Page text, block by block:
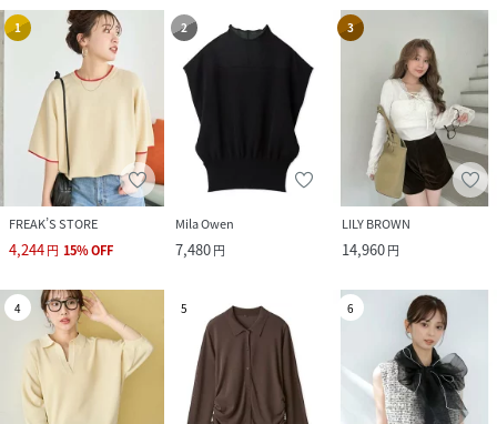
い。
※商品特性、縫製や素材により同サイズでも、若干の誤差が
生じてしまうことを予めご了承ください。
※生産過程におきまして、1cmから2cm程度のサイズ個体差
が生じる場合がございます。
性別タイプ ユニセックス
素材
アクリル44%
ナイロン42%
ポリエステル2%
ポリウレタン2%
サイズ S、M、L、XL
クリーニング 水洗い不可
1
FREAK’S STORE
4,244円 15%OFF
2
Mila Owen
7,480円
3
LILY BROWN
14,960円
4 5 6